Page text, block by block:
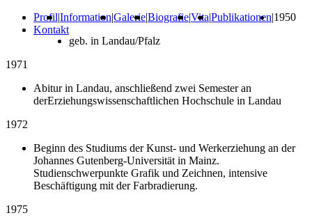
Profil|Information|Galerie|Biografie|Vita|Publikationen|
Kontakt
1950
geb. in Landau/Pfalz
1971
Abitur in Landau, anschließend zwei Semester an
derErziehungswissenschaftlichen Hochschule in Landau
1972
Beginn des Studiums der Kunst- und Werkerziehung an der
Johannes Gutenberg-Universität in Mainz.
Studienschwerpunkte Grafik und Zeichnen, intensive
Beschäftigung mit der Farbradierung.
1975